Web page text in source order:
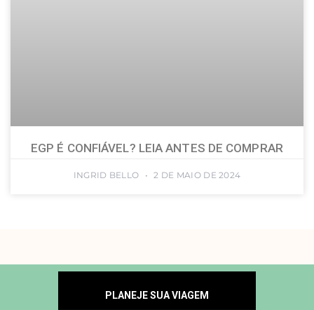
EGP É CONFIÁVEL? LEIA ANTES DE COMPRAR
INGRID BELLO 2 DE MAIO DE 2024
PLANEJE SUA VIAGEM